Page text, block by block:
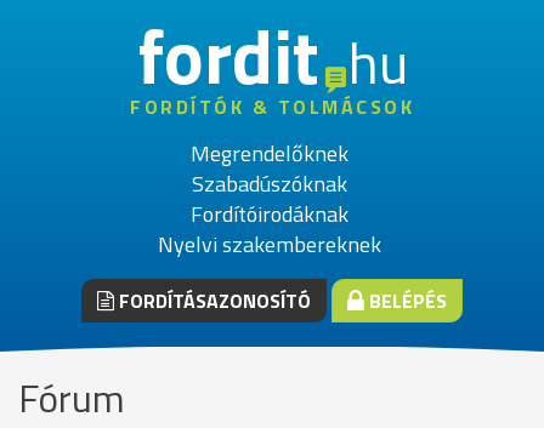
fordithu
FORDÍTÓK & TOLMÁCSOK
Megrendelőknek
Szabadúszóknak
Fordítóirodáknak
Nyelvi szakembereknek
FORDÍTÁSAZONOSÍTÓ BELÉPÉS
Fórum